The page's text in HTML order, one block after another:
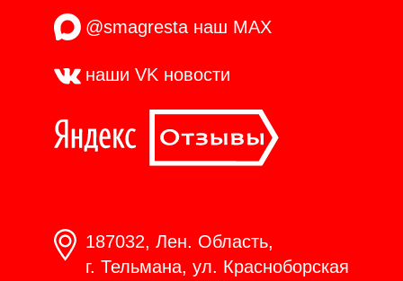
@smagresta наш MAX
наши VK новости
187032, Лен. Область,
г. Тельмана, ул. Красноборская